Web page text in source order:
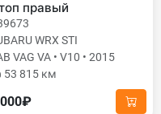
правый
WRX STI
VAG VA • V10 • 2015
53 815 км